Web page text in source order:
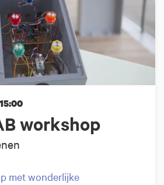
workshop
15:00
met wonderlijke